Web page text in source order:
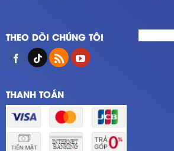
THEO DÕI CHÚNG TÔI
THANH TOÁN